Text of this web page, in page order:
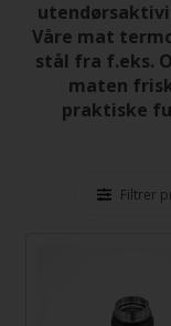
Våre mat
stål fra f.eks.
maten
praktiske
Filtrer